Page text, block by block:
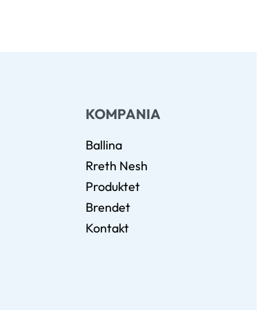
KOMPANIA
Ballina
Rreth Nesh
Produktet
Brendet
Kontakt